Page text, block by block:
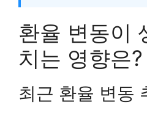
환율 변동이
치는 영향은?
최근 환율 변동